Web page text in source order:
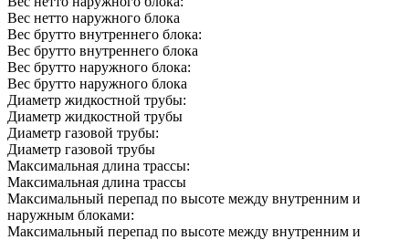
Вес нетто наружного блока
Вес брутто внутреннего блока:
Вес брутто внутреннего блока
Вес брутто наружного блока:
Вес брутто наружного блока
Диаметр жидкостной трубы:
Диаметр жидкостной трубы
Диаметр газовой трубы:
Диаметр газовой трубы
Максимальная длина трассы:
Максимальная длина трассы
Максимальный перепад по высоте между внутренним и
наружным блоками:
Максимальный перепад по высоте между внутренним и